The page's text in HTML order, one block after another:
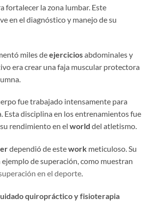
fortalecer la zona lumbar. Este
en el diagnóstico y manejo de su
miles deejerciciosabdominales y
era crear una faja muscular protectora
fue trabajado intensamente para
Esta disciplina en los entrenamientos fue
rendimiento en el world del atletismo.
dependió de estework meticuloso. Su
de superación, como muestran
en el deporte.
quiropráctico y fisioterapia